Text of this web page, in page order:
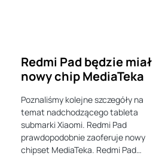
Redmi Pad będzie miał
nowy chip MediaTeka
Poznaliśmy kolejne szczegóły na
temat nadchodzącego tableta
submarki Xiaomi. Redmi Pad
prawdopodobnie zaoferuje nowy
chipset MediaTeka. Redmi Pad…